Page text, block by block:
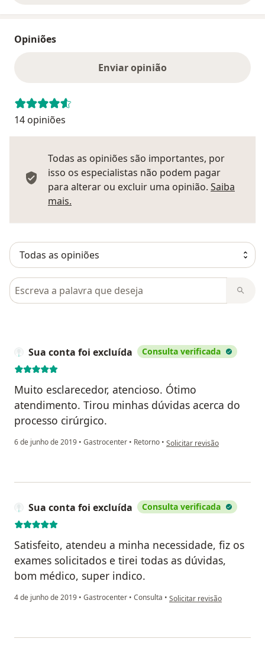
Opiniões
Enviar opinião
14 opiniões
Todas as opiniões são importantes, por
isso os especialistas não podem pagar
para alterar ou excluir uma opinião. Saiba
mais.
Pesquisar em opiniões
Sua conta foi excluída Consulta verificada
Muito esclarecedor, atencioso. Ótimo
atendimento. Tirou minhas dúvidas acerca do
processo cirúrgico.
6 de junho de 2019 • Gastrocenter • Retorno • na opinião do utilizador Sua
Solicitar revisão
Sua conta foi excluída Consulta verificada
Satisfeito, atendeu a minha necessidade, fiz os
exames solicitados e tirei todas as dúvidas,
bom médico, super indico.
4 de junho de 2019 • Gastrocenter • Consulta • na opinião do utilizador Sua
Solicitar revisão